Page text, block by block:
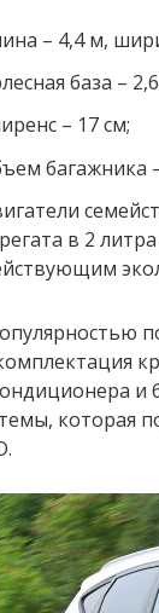
– 4,4 м,
база –
– 17 см;
багажника
в 2
и
которая